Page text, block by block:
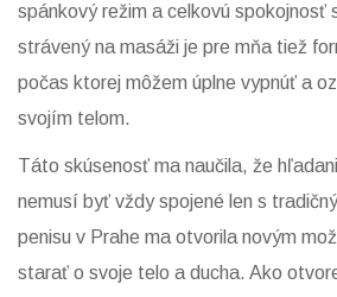
spánkový režim a celkovú spokojnosť
strávený na masáži je pre mňa tiež
počas ktorej môžem úplne vypnúť a
svojím telom.
Táto skúsenosť ma naučila, že
nemusí byť vždy spojené len s
penisu v Prahe ma otvorila novým
starať o svoje telo a ducha. Ako